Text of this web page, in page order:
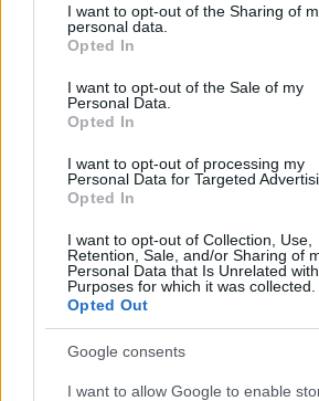
not limited to your visit or usage
grant or deny consent to Google and its
use your data for below specified
consent section.
I want to opt-out of the Sharing of
personal data.
Opted In
I want to opt-out of the Sale of my
Personal Data.
Opted In
I want to opt-out of processing my
Personal Data for Targeted
Opted In
I want to opt-out of Collection, Use,
Retention, Sale, and/or Sharing of
Personal Data that Is Unrelated
Purposes for which it was collected.
Opted Out
Google consents
I want to allow Google to enable
Σχόλια
τις επόμενες 48 ώρες:
Αυξημένος ο κίνδυνος
φωτιάς, συναγερμός σε 6